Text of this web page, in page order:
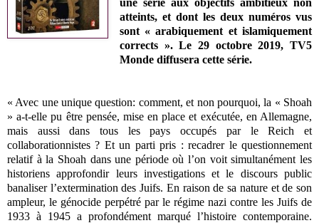
atteints, et dont les deux numéros vus
sont « arabiquement et islamiquement
corrects ». Le 29 octobre 2019, TV5
Monde diffusera cette série.
« Avec une unique question: comment, et non pourquoi, la « Shoah
» a-t-elle pu être pensée, mise en place et exécutée, en Allemagne,
mais aussi dans tous les pays occupés par le Reich et
collaborationnistes ? Et un parti pris : recadrer le questionnement
relatif à la Shoah dans une période où l’on voit simultanément les
historiens approfondir leurs investigations et le discours public
banaliser l’extermination des Juifs. En raison de sa nature et de son
ampleur, le génocide perpétré par le régime nazi contre les Juifs de
1933 à 1945 a profondément marqué l’histoire contemporaine.